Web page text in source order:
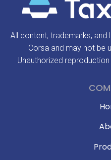
All content, trademarks,
Corsa and may not be
Unauthorized